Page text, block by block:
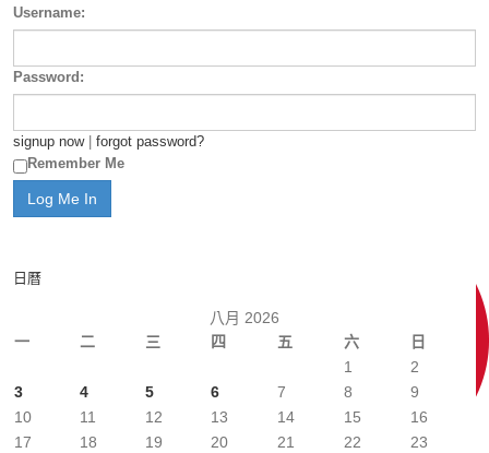
Username:
Password:
signup now| forgot password?
Remember Me
日曆
八月 2026
一
二 三 四 五 六 日
1
2
3
4 5 6 7 8
9
10
11 12 13 14 15
16
17
18 19 20 21 22
23